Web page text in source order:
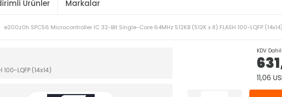
Ürünler Markalar
e200z0h SPC56 Microcontroller IC 32-Bit Single-Core 64MHz 512KB (512K x 8) FLASH 100-LQFP (14x14)
LQFP (14x14)
KDV
11,06